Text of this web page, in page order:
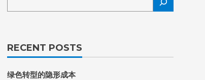
RECENT POSTS
绿色转型的隐形成本